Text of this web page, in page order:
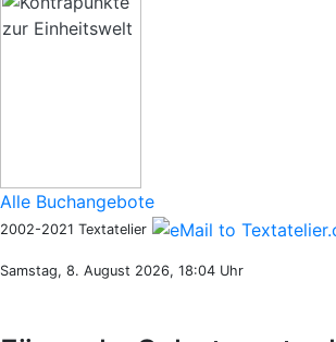
Alle Buchangebote
2002-2021 Textatelier
Samstag, 8. August 2026, 18:04 Uhr